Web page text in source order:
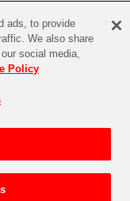
EVENT
ads, to provide
We also share
social media,
Policy